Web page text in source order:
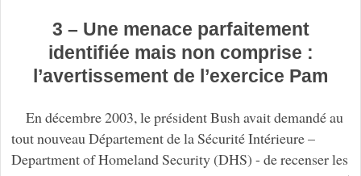
3 – Une menace parfaitement
identifiée mais non comprise :
l’avertissement de l’exercice Pam
En décembre 2003, le président Bush avait demandé au
tout nouveau Département de la Sécurité Intérieure –
Department of Homeland Security (DHS) - de recenser les